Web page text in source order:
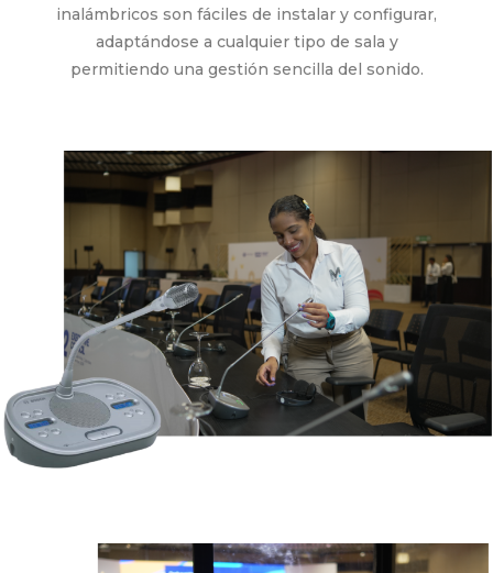
inalámbricos son fáciles de instalar y configurar,
adaptándose a cualquier tipo de sala y
permitiendo una gestión sencilla del sonido.